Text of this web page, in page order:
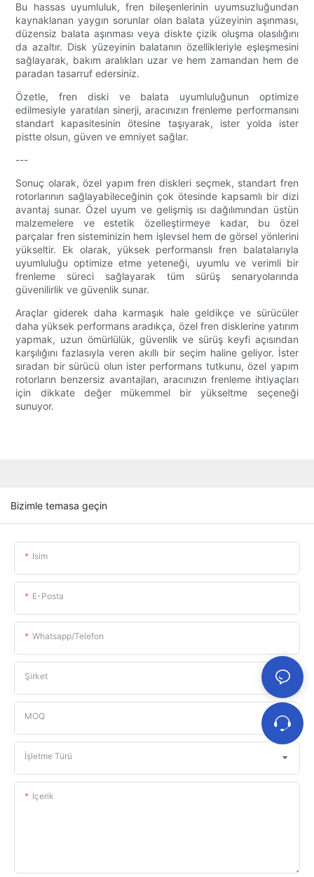
Bu hassas uyumluluk, fren bileşenlerinin uyumsuzluğundan
kaynaklanan yaygın sorunlar olan balata yüzeyinin aşınması,
düzensiz balata aşınması veya diskte çizik oluşma olasılığını
da azaltır. Disk yüzeyinin balatanın özellikleriyle eşleşmesini
sağlayarak, bakım aralıkları uzar ve hem zamandan hem de
paradan tasarruf edersiniz.
Özetle, fren diski ve balata uyumluluğunun optimize
edilmesiyle yaratılan sinerji, aracınızın frenleme performansını
standart kapasitesinin ötesine taşıyarak, ister yolda ister
pistte olsun, güven ve emniyet sağlar.
---
Sonuç olarak, özel yapım fren diskleri seçmek, standart fren
rotorlarının sağlayabileceğinin çok ötesinde kapsamlı bir dizi
avantaj sunar. Özel uyum ve gelişmiş ısı dağılımından üstün
malzemelere ve estetik özelleştirmeye kadar, bu özel
parçalar fren sisteminizin hem işlevsel hem de görsel yönlerini
yükseltir. Ek olarak, yüksek performanslı fren balatalarıyla
uyumluluğu optimize etme yeteneği, uyumlu ve verimli bir
frenleme süreci sağlayarak tüm sürüş senaryolarında
güvenilirlik ve güvenlik sunar.
Araçlar giderek daha karmaşık hale geldikçe ve sürücüler
daha yüksek performans aradıkça, özel fren disklerine yatırım
yapmak, uzun ömürlülük, güvenlik ve sürüş keyfi açısından
karşılığını fazlasıyla veren akıllı bir seçim haline geliyor. İster
sıradan bir sürücü olun ister performans tutkunu, özel yapım
rotorların benzersiz avantajları, aracınızın frenleme ihtiyaçları
için dikkate değer mükemmel bir yükseltme seçeneği
sunuyor.
Bizimle temasa geçin
Isim
E-Posta
Whatsapp/telefon
Şirket
MOQ
İşletme Türü
Içerik